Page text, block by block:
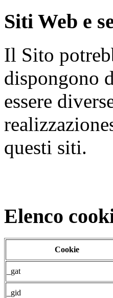
Siti Web e
Il Sito
dispongono
essere
questi siti.
Elenco
Cookie
_gat
_gid